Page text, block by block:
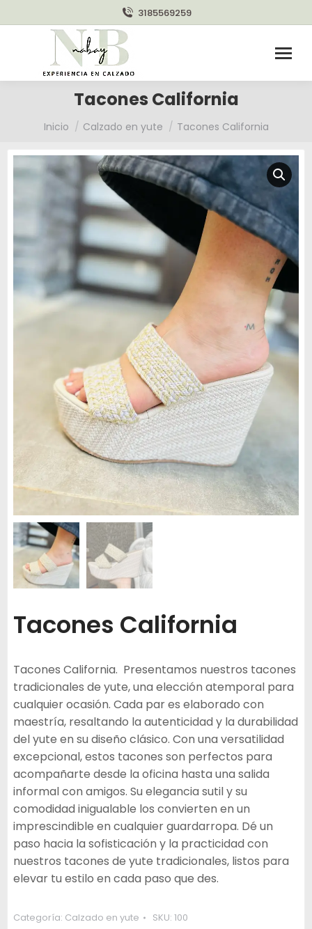
3185569259
Tacones California
Estás aquí:
Inicio Calzado en yute Tacones California
Tacones California
Tacones California. Presentamos nuestros tacones
tradicionales de yute, una elección atemporal para
cualquier ocasión. Cada par es elaborado con
maestría, resaltando la autenticidad y la durabilidad
del yute en su diseño clásico. Con una versatilidad
excepcional, estos tacones son perfectos para
acompañarte desde la oficina hasta una salida
informal con amigos. Su elegancia sutil y su
comodidad inigualable los convierten en un
imprescindible en cualquier guardarropa. Dé un
paso hacia la sofisticación y la practicidad con
nuestros tacones de yute tradicionales, listos para
elevar tu estilo en cada paso que des.
Categoría: Calzado en yute SKU: 100